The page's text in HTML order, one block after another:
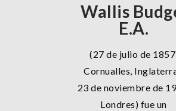
Wallis
E.A.
(27 de julio de 1857,
Cornualles,
23 de noviembre de
Londres) fue un